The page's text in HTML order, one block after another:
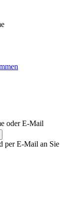
oder E-Mail
per E-Mail an Sie